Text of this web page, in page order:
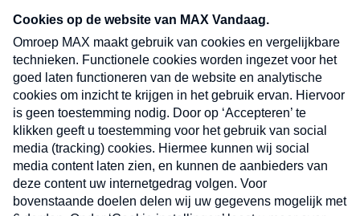
nieuwsbrief. Elke vrijdag- en dinsdagochtend in
uw mailbox.
Verzend